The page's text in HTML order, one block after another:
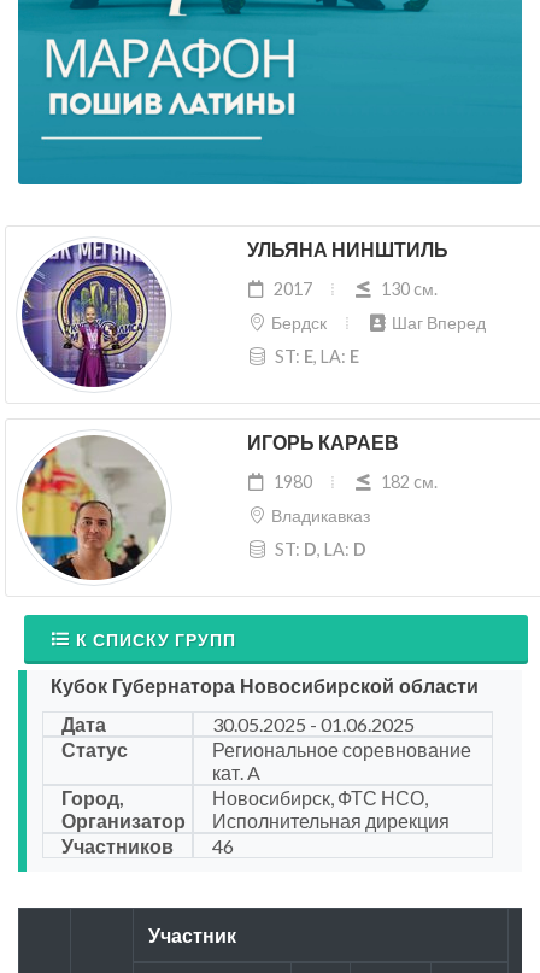
УЛЬЯНА НИНШТИЛЬ
2017
130 cм.
Бердск
Шаг Вперед
ST: E, LA: E
ИГОРЬ КАРАЕВ
1980
182 cм.
Владикавказ
ST: D, LA: D
К СПИСКУ ГРУПП
Кубок Губернатора Новосибирской области
Дата
30.05.2025 - 01.06.2025
Статус
Региональное соревнование
кат. A
Город,
Организатор
Новосибирск, ФТС НСО,
Исполнительная дирекция
Участников
46
Участник